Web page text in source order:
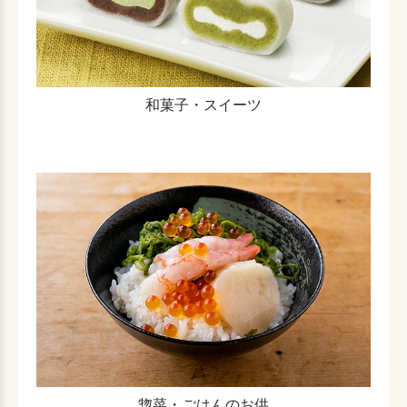
和菓子・スイーツ